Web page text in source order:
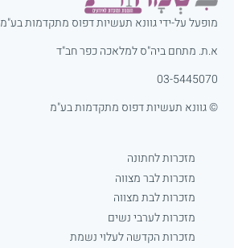
מופעל על-ידי גוונא תעשיות דפוס מתקדמות בע"מ
א.ת. מתחם ביה"ס למלאכה כפר חב"ד
03-5445070
© גוונא תעשיות דפוס מתקדמות בע"מ
מזכרות לחתונה
מזכרות לבר מצווה
מזכרות לבת מצווה
מזכרות לערבי נשים
מזכרות הקדשה לעלוי נשמת